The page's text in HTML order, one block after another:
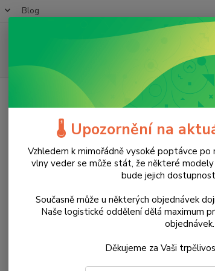
Blog
Příslušenství Vrtáky a bity Jádrový
Jádrový vrták Ø12-65
series) - 29
🌡️ Upozornění na
Vzhledem k mimořádně vysoké poptávce po
vlny veder se může stát, že některé
bude jejich
Současně může u některých objednávek
Naše logistické oddělení dělá maximum
objednávek.
Děkujeme za Vaši